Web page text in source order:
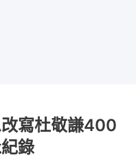
寫杜敬謙400
錄